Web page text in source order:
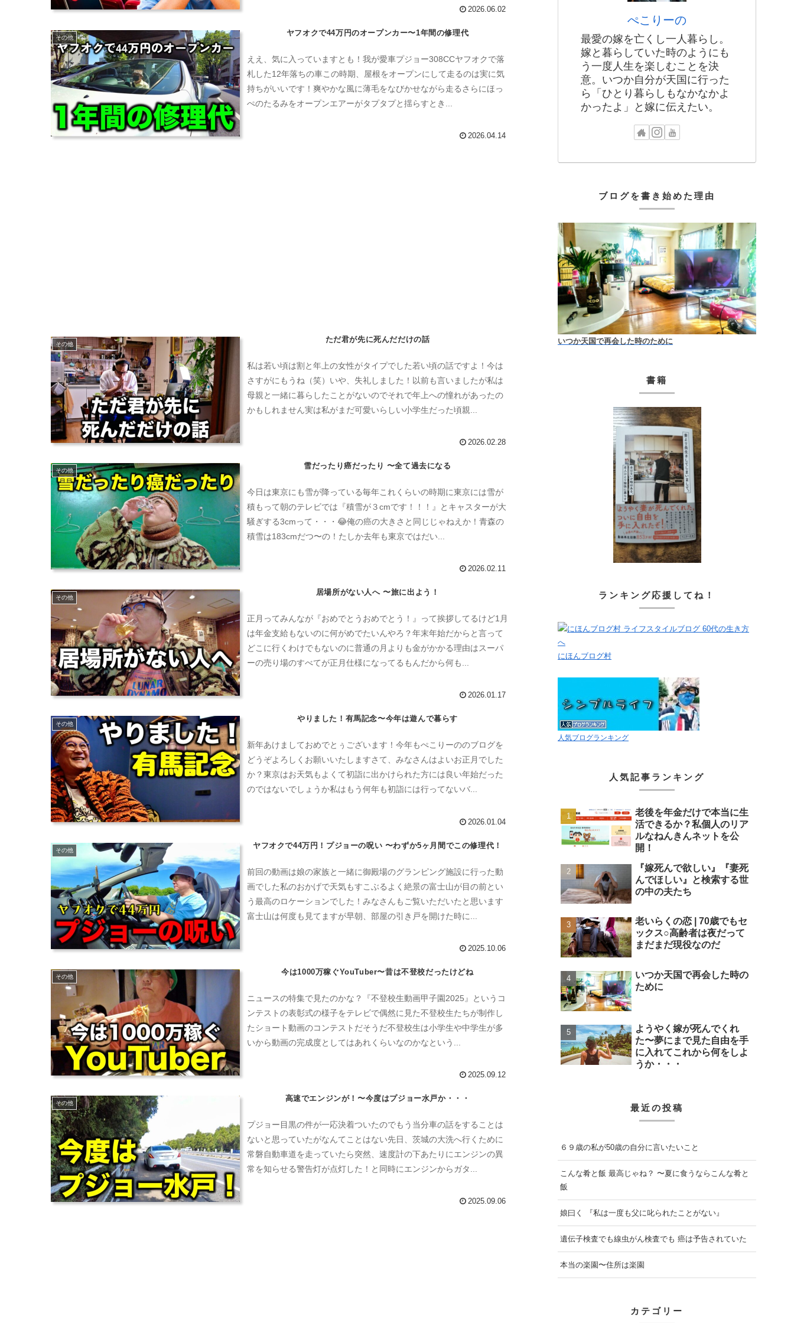
2026.06.02
その他
ヤフオクで44万円のオープンカー〜1年間の修理代
ええ、気に入っていますとも！我が愛車プジョー308CCヤフオクで落
札した12年落ちの車この時期、屋根をオープンにして走るのは実に気
持ちがいいです！爽やかな風に薄毛をなびかせながら走るさらにほっ
ぺのたるみをオープンエアーがタプタプと揺らすとき...
2026.04.14
その他
ただ君が先に死んだだけの話
私は若い頃は割と年上の女性がタイプでした若い頃の話ですよ！今は
さすがにもうね（笑）いや、失礼しました！以前も言いましたが私は
母親と一緒に暮らしたことがないのでそれで年上への憧れがあったの
かもしれません実は私がまだ可愛いらしい小学生だった頃親...
2026.02.28
その他
雪だったり癌だったり 〜全て過去になる
今日は東京にも雪が降っている毎年これくらいの時期に東京には雪が
積もって朝のテレビでは『積雪が３cmです！！！』とキャスターが大
騒ぎする3cmって・・・😂俺の癌の大きさと同じじゃねえか！青森の
積雪は183cmだつ〜の！たしか去年も東京ではだい...
2026.02.11
その他
居場所がない人へ 〜旅に出よう！
正月ってみんなが『おめでとうおめでとう！』って挨拶してるけど1月
は年金支給もないのに何がめでたいんやろ？年末年始だからと言って
どこに行くわけでもないのに普通の月よりも金がかかる理由はスーパ
ーの売り場のすべてが正月仕様になってるもんだから何も...
2026.01.17
その他
やりました！有馬記念〜今年は遊んで暮らす
新年あけましておめでとぅございます！今年もぺこりーののブログを
どうぞよろしくお願いいたしますさて、みなさんはよいお正月でした
か？東京はお天気もよくて初詣に出かけられた方には良い年始だった
のではないでしょうか私はもう何年も初詣には行ってないバ...
2026.01.04
その他
ヤフオクで44万円！プジョーの呪い 〜わずか5ヶ月間でこの修理代！
前回の動画は娘の家族と一緒に御殿場のグランピング施設に行った動
画でした私のおかげで天気もすこぶるよく絶景の富士山が目の前とい
う最高のロケーションでした！みなさんもご覧いただいたと思います
富士山は何度も見てますが早朝、部屋の引き戸を開けた時に...
2025.10.06
その他
今は1000万稼ぐYouTuber〜昔は不登校だったけどね
ニュースの特集で見たのかな？『不登校生動画甲子園2025』というコ
ンテストの表彰式の様子をテレビで偶然に見た不登校生たちが制作し
たショート動画のコンテストだそうだ不登校生は小学生や中学生が多
いから動画の完成度としてはあれくらいなのかなという...
2025.09.12
その他
高速でエンジンが！〜今度はプジョー水戸か・・・
プジョー目黒の件が一応決着ついたのでもう当分車の話をすることは
ないと思っていたがなんてことはない先日、茨城の大洗へ行くために
常磐自動車道を走っていたら突然、速度計の下あたりにエンジンの異
常を知らせる警告灯が点灯した！と同時にエンジンからガタ...
2025.09.06
ぺこりーの
最愛の嫁を亡くし一人暮らし。
嫁と暮らしていた時のようにも
う一度人生を楽しむことを決
意。いつか自分が天国に行った
ら「ひとり暮らしもなかなかよ
かったよ」と嫁に伝えたい。
ブログを書き始めた理由
いつか天国で再会した時のために
書籍
ランキング応援してね！
にほんブログ村
人気ブログランキング
人気記事ランキング
老後を年金だけで本当に生
活できるか？私個人のリア
ルなねんきんネットを公
開！
『嫁死んで欲しい』『妻死
んでほしい』と検索する世
の中の夫たち
老いらくの恋 | 70歳でもセ
ックス○高齢者は夜だって
まだまだ現役なのだ
いつか天国で再会した時の
ために
ようやく嫁が死んでくれ
た〜夢にまで見た自由を手
に入れてこれから何をしよ
うか・・・
最近の投稿
６９歳の私が50歳の自分に言いたいこと
こんな肴と飯 最高じゃね？ 〜夏に食うならこんな肴と
飯
娘曰く 『私は一度も父に叱られたことがない』
遺伝子検査でも線虫がん検査でも 癌は予告されていた
本当の楽園〜住所は楽園
カテゴリー